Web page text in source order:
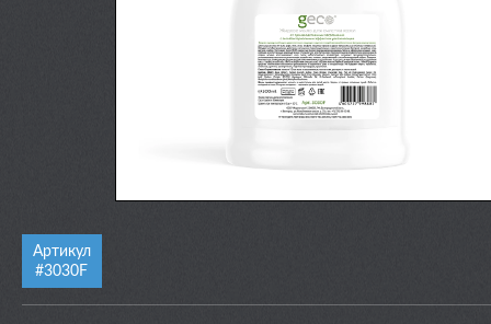
Артикул
#3030F